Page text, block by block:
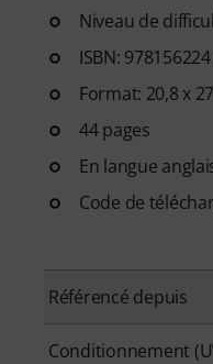
Niveau de
ISBN:
Format: 20,8 x
44 pages
En langue
Code de
Référencé depuis
Conditionnement